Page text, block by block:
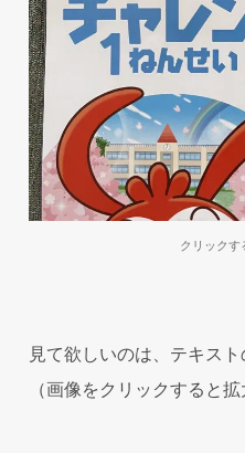
クリックす
見て欲しいのは、テキス
（画像をクリックすると拡